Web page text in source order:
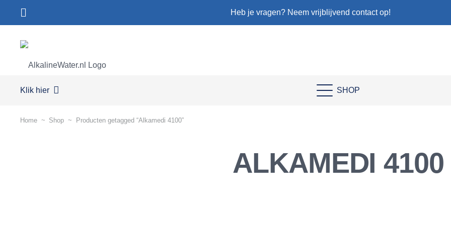
Heb je vragen? Neem vrijblijvend contact op!
Klik hier SHOP
Home ~ Shop ~ Producten getagged “Alkamedi 4100”
ALKAMEDI 4100